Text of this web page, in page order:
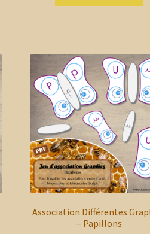
Association Différentes
– Papillons